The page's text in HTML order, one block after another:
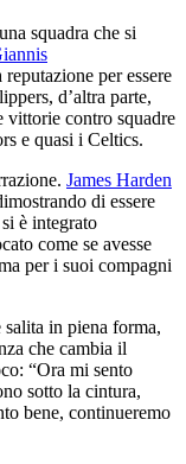
squadra che si
per essere
d’altra parte,
vittorie contro squadre
e quasi i Celtics.
James Harden
di essere
è integrato
come se avesse
per i suoi compagni
salita in piena forma,
che cambia il
“Ora mi sento
sotto la cintura,
bene, continueremo